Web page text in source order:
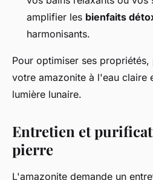
amplifier les bienfaits
harmonisants.
Pour optimiser ses
votre amazonite à l'eau claire
lumière lunaire.
Entretien et
pierre
L'amazonite demande un